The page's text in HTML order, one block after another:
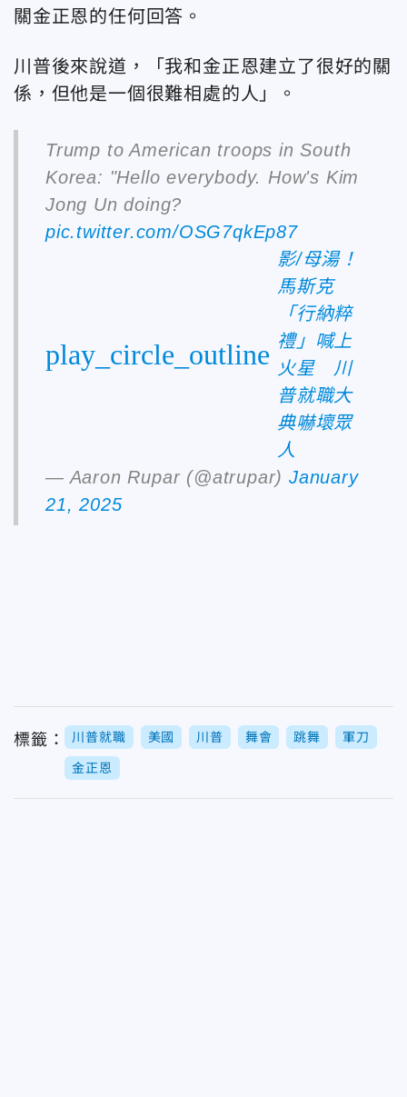
關金正恩的任何回答。
川普後來說道，「我和金正恩建立了很好的關
係，但他是一個很難相處的人」。
Trump to American troops in South
Korea: "Hello everybody. How's Kim
Jong Un doing?
pic.twitter.com/OSG7qkEp87
play_circle_outline
影/母湯！
馬斯克
「行納粹
禮」喊上
火星 川
普就職大
典嚇壞眾
人
— Aaron Rupar (@atrupar)January
21, 2025
標籤： 川普就職 美國 川普 舞會 跳舞 軍刀
金正恩